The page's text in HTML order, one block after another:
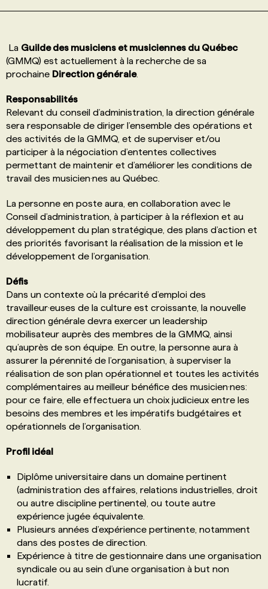
FAQ
ANNONCEZ AVEC NOUS
La Guilde des musiciens et musiciennes du Québec
(GMMQ) est actuellement à la recherche de sa
prochaine Direction générale.
Responsabilités
Relevant du conseil d’administration, la direction générale
sera responsable de diriger l’ensemble des opérations et
des activités de la GMMQ, et de superviser et/ou
participer à la négociation d’ententes collectives
permettant de maintenir et d’améliorer les conditions de
travail des musicien·nes au Québec.
La personne en poste aura, en collaboration avec le
Conseil d’administration, à participer à la réflexion et au
développement du plan stratégique, des plans d’action et
des priorités favorisant la réalisation de la mission et le
développement de l’organisation.
Défis
Dans un contexte où la précarité d’emploi des
travailleur·euses de la culture est croissante, la nouvelle
direction générale devra exercer un leadership
mobilisateur auprès des membres de la GMMQ, ainsi
qu’auprès de son équipe. En outre, la personne aura à
assurer la pérennité de l’organisation, à superviser la
réalisation de son plan opérationnel et toutes les activités
complémentaires au meilleur bénéfice des musicien·nes:
pour ce faire, elle effectuera un choix judicieux entre les
besoins des membres et les impératifs budgétaires et
opérationnels de l’organisation.
Profil idéal
Diplôme universitaire dans un domaine pertinent
(administration des affaires, relations industrielles, droit
ou autre discipline pertinente), ou toute autre
expérience jugée équivalente.
Plusieurs années d’expérience pertinente, notamment
dans des postes de direction.
Expérience à titre de gestionnaire dans une organisation
syndicale ou au sein d’une organisation à but non
lucratif.